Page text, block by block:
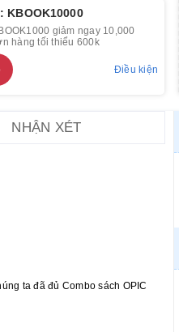
KBOOK10000
giảm ngay 10,000
hàng tối thiểu 600k
Điều kiện
NHẬN XÉT
ta đã đủ Combo sách OPIC